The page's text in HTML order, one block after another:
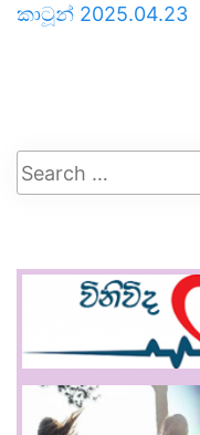
කාටූන් 2025.04.23